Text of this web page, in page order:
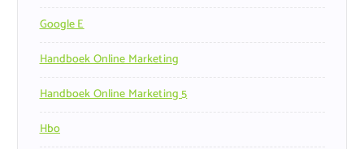
Google E
Handboek Online Marketing
Handboek Online Marketing 5
Hbo